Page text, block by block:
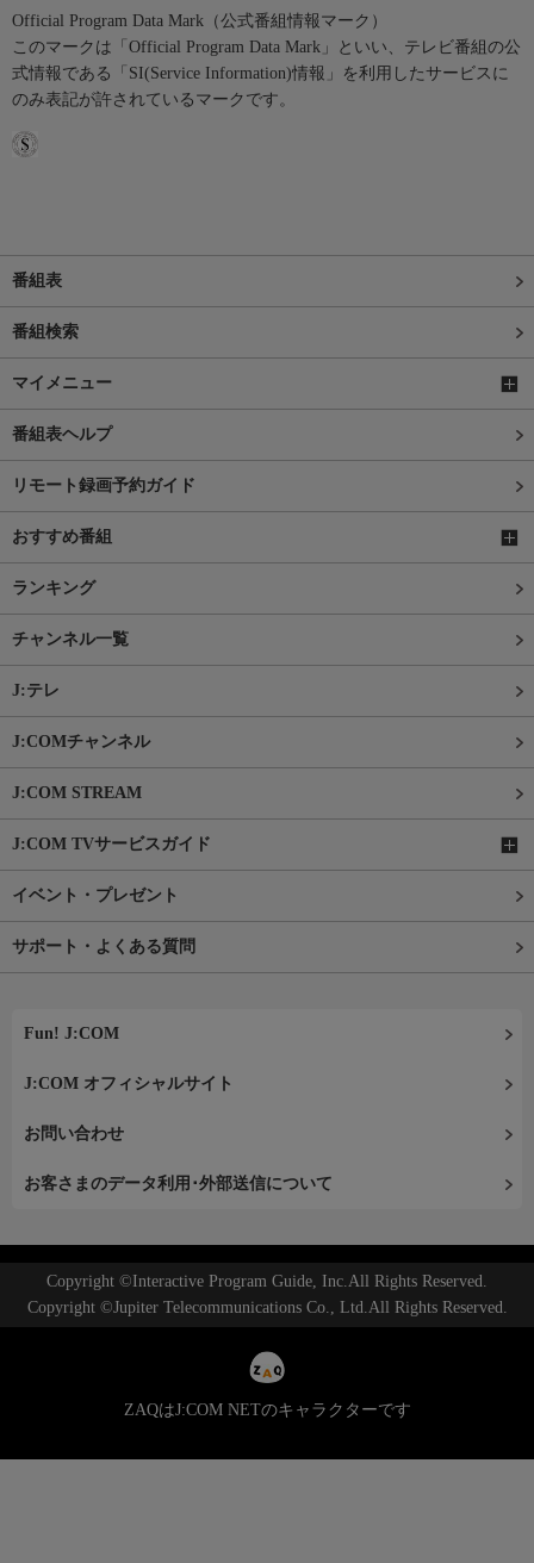
Official Program Data Mark（公式番組情報マーク）
このマークは「Official Program Data Mark」といい、テレビ番組の公
式情報である「SI(Service Information)情報」を利用したサービスに
のみ表記が許されているマークです。
番組表
番組検索
マイメニュー
番組表ヘルプ
リモート録画予約ガイド
おすすめ番組
ランキング
チャンネル一覧
J:テレ
J:COMチャンネル
J:COM STREAM
J:COM TVサービスガイド
イベント・プレゼント
サポート・よくある質問
Fun! J:COM
J:COM オフィシャルサイト
お問い合わせ
お客さまのデータ利用･外部送信について
Copyright ©Interactive Program Guide, Inc.All Rights Reserved.
Copyright ©Jupiter Telecommunications Co., Ltd.All Rights Reserved.
ZAQはJ:COM NETのキャラクターです